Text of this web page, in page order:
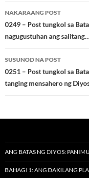
Post
navigation
NAKARAANG POST
0249 – Post tungkol sa
nagugustuhan ang salitang…
SUSUNOD NA POST
0251 – Post tungkol sa
tanging mensahero ng
ANG BATAS NG DIYOS:
BAHAGI 1: ANG DAKILANG